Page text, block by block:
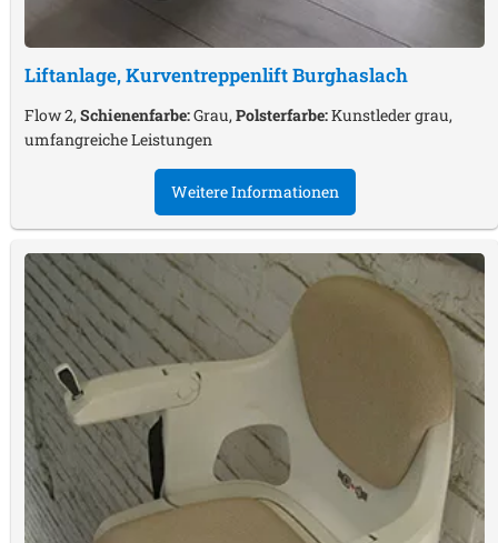
Liftanlage, KurventreppenliftBurghaslach
Flow 2,Schienenfarbe:Grau,Polsterfarbe:Kunstleder grau,
umfangreiche Leistungen
Weitere Informationen